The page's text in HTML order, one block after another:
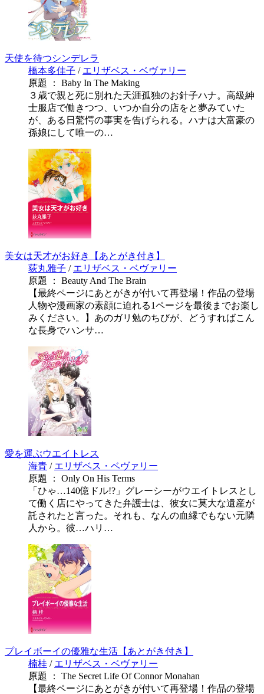
天使を待つシンデレラ
橋本多佳子 / エリザベス・ベヴァリー
原題 ： Baby In The Making
３歳で親と死に別れた天涯孤独のお針子ハナ。高級紳
士服店で働きつつ、いつか自分の店をと夢みていた
が、ある日驚愕の事実を告げられる。ハナは大富豪の
孫娘にして唯一の…
美女は天才がお好き【あとがき付き】
荻丸雅子 / エリザベス・ベヴァリー
原題 ： Beauty And The Brain
【最終ページにあとがきが付いて再登場！作品の登場
人物や漫画家の素顔に迫れる1ページを最後までお楽し
みください。】あのガリ勉のちびが、どうすればこん
な長身でハンサ…
愛を運ぶウエイトレス
海青 / エリザベス・ベヴァリー
原題 ： Only On His Terms
「ひゃ…140億ドル!?」グレーシーがウエイトレスとし
て働く店にやってきた弁護士は、彼女に莫大な遺産が
託されたと言った。それも、なんの血縁でもない元隣
人から。彼…ハリ…
プレイボーイの優雅な生活【あとがき付き】
楠桂 / エリザベス・ベヴァリー
原題 ： The Secret Life Of Connor Monahan
【最終ページにあとがきが付いて再登場！作品の登場